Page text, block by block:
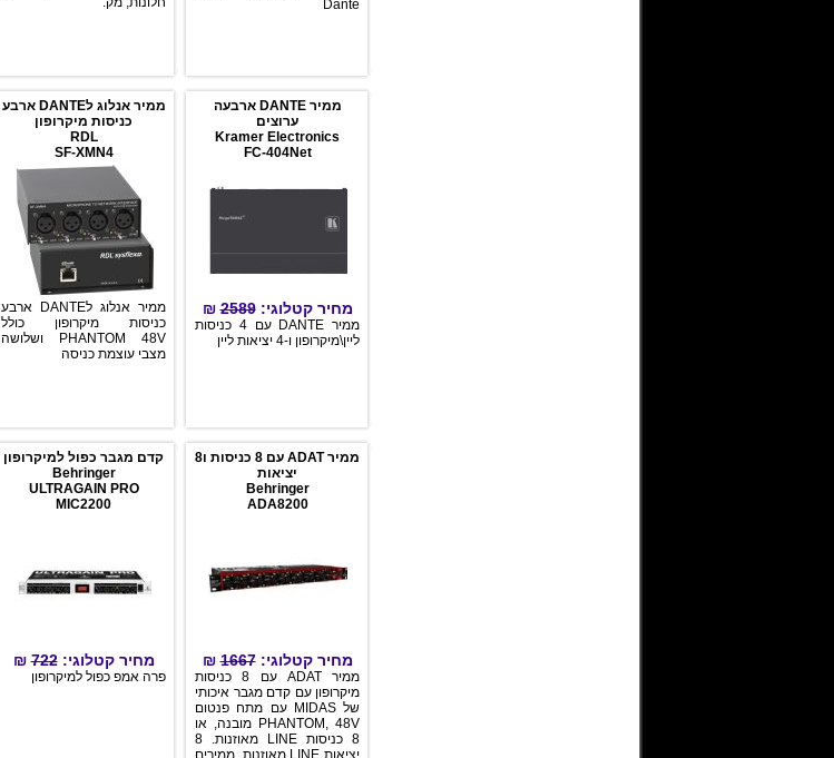
Dante
ממיר DANTE ארבעה
ערוצים
Kramer Electronics
FC-404Net
מחיר קטלוגי:2589
₪
ממיר DANTE עם 4 כניסות
ליין\מיקרופון ו-4 יציאות ליין
ממיר אנלוג לDANTE ארבע
כניסות מיקרופון
RDL
SF-XMN4
ממיר אנלוג לDANTE ארבע
כניסות מיקרופון כולל
PHANTOM 48V ושלושה
מצבי עוצמת כניסה
ממיר ADAT עם 8 כניסות ו8
יציאות
Behringer
ADA8200
מחיר קטלוגי:1667
₪
ממיר ADAT עם 8 כניסות
מיקרופון עם קדם מגבר איכותי
של MIDAS עם מתח פנטום
PHANTOM, 48V מובנה, או
8 כניסות LINE מאוזנות. 8
יציאות LINE מאוזנות. ממירים
קדם מגבר כפול למיקרופון
Behringer
ULTRAGAIN PRO
MIC2200
מחיר קטלוגי:722
₪
פרה אמפ כפול למיקרופון